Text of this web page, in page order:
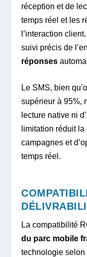
réception et de
temps réel et les
l’interaction
suivi précis de
réponses
Le SMS, bien
supérieur à 95%,
lecture native ni
limitation réduit la
campagnes et
temps réel.
La compatibilité
du parc mobile
technologie selon